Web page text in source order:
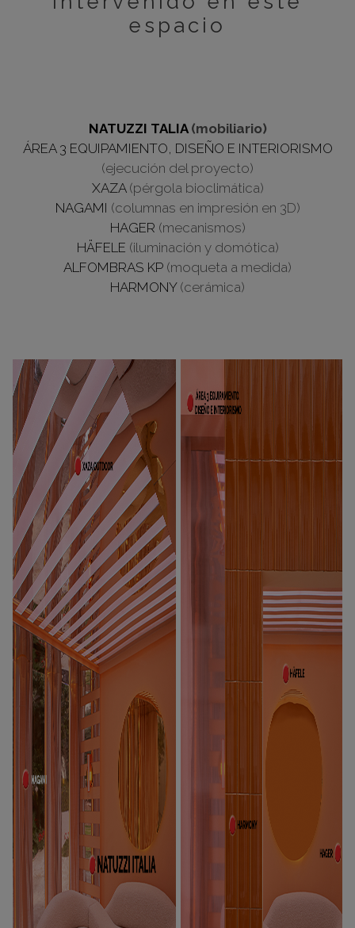
espacio
NATUZZI TALIA(mobiliario)
ÁREA 3 EQUIPAMIENTO, DISEÑO E INTERIORISMO
(ejecución del proyecto)
XAZA(pérgola bioclimática)
NAGAMI (columnas en impresión en 3D)
HAGER (mecanismos)
HÄFELE (iluminación y domótica)
ALFOMBRAS KP (moqueta a medida)
HARMONY(cerámica)